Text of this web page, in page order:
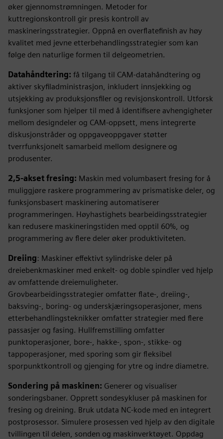
øker gjennomstrømningen. Metoder for
kuttregionskontroll gir presis kontroll av
maskineringsstrategier. Oppnå en overflatefinish av høy
kvalitet med jevne etterbehandlingsstrategier som kan
følge den naturlige formen til delgeometrien.
Datahåndtering: få tilgang til CAM-datahåndtering og
aktiver skyfiladministrasjon, inkludert innsjekking og
utsjekking av produksjonsfiler og revisjonskontroll. Utforsk
funksjoner som hjelper til med å identifisere avhengigheter
mellom designdeler og CAM-oppsett, mens integrerte
diskusjonstråder og oppgaveoppgaver støtter
tverrfunksjonelt samarbeid mellom designere og
produsenter.
2,5-akset fresing: Maskin med volumbasert fresing for å
muliggjøre raskere programmering av prismatiske deler, og
funksjonsbasert maskinering automatiserer
programmeringen. Høyhastighets bearbeidingsstrategier
kan redusere maskineringstiden med opptil 60%, og
programmering av flere deler øker produktiviteten.
Dreiing: Maskiner effektivt sylindriske deler på
dreiebenkmaskiner med enkelt- og doble spindler ved hjelp
av omfattende dreiemuligheter.
Grovbearbeidingsstrategier omfatter flate-, dreiing-,
baksving-, boring- og underskjæringsoperasjoner, mens
etterbehandlingsteknikker omfatter strategier med flere
passasjer og fasing. Hullfremstilling omfatter
punktoperasjoner, bore-, hakke-, spon-, stikke- og
tappoperasjoner, med sporing som gir fleksibel
sporpunktkontroll og gjenging for ytre og indre diametre.
Sondering på maskinen: Generer og visualiser
sonderingsbaner. Opprett sondesykluser på maskinen for
fresing og dreining. Bruk utdata NC-kode med en integrert
postprosessor. Simulere prosessen ved hjelp av den digitale
tvillingen til delen, sonden og maskinverktøyet. Oppdag